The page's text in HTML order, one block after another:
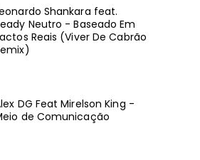
Shankara feat.
Neutro - Baseado Em
Reais (Viver De Cabrão
DG Feat Mirelson King -
de Comunicação